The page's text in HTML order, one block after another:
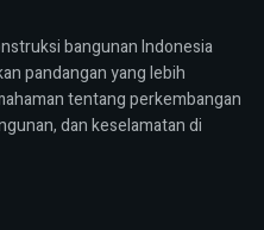
bangunan Indonesia
pandangan yang lebih
tentang perkembangan
dan keselamatan di